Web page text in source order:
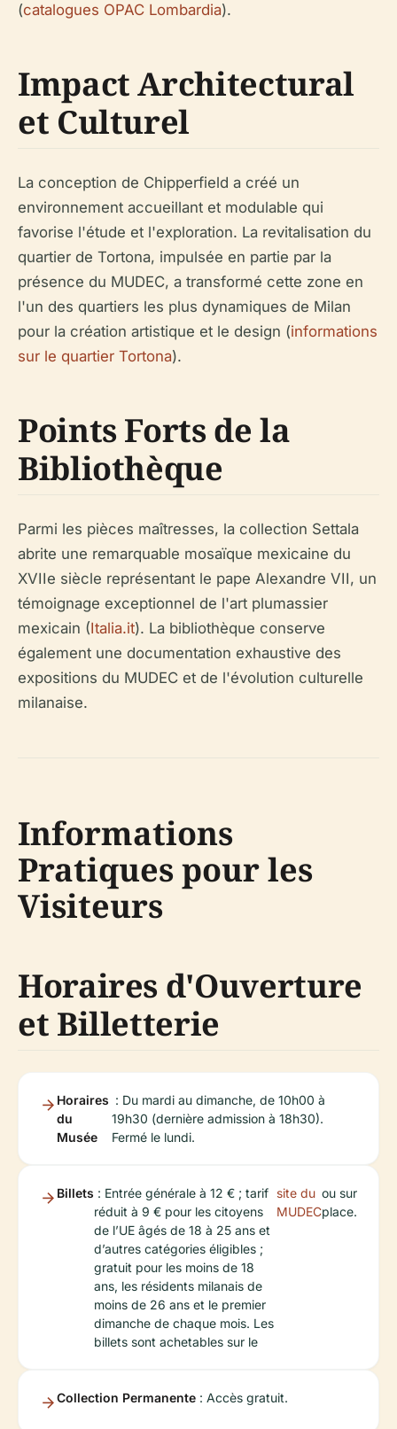
(catalogues OPAC Lombardia).
Impact Architectural
et Culturel
La conception de Chipperfield a créé un
environnement accueillant et modulable qui
favorise l'étude et l'exploration. La revitalisation du
quartier de Tortona, impulsée en partie par la
présence du MUDEC, a transformé cette zone en
l'un des quartiers les plus dynamiques de Milan
pour la création artistique et le design (informations
sur le quartier Tortona).
Points Forts de la
Bibliothèque
Parmi les pièces maîtresses, la collection Settala
abrite une remarquable mosaïque mexicaine du
XVIIe siècle représentant le pape Alexandre VII, un
témoignage exceptionnel de l'art plumassier
mexicain (Italia.it). La bibliothèque conserve
également une documentation exhaustive des
expositions du MUDEC et de l'évolution culturelle
milanaise.
Informations
Pratiques pour les
Visiteurs
Horaires d'Ouverture
et Billetterie
Horaires
du
Musée
: Du mardi au dimanche, de 10h00 à
19h30 (dernière admission à 18h30).
Fermé le lundi.
Billets : Entrée générale à 12 € ; tarif
réduit à 9 € pour les citoyens
de l’UE âgés de 18 à 25 ans et
d’autres catégories éligibles ;
gratuit pour les moins de 18
ans, les résidents milanais de
moins de 26 ans et le premier
dimanche de chaque mois. Les
billets sont achetables sur le
site du
MUDEC
ou sur
place.
Collection Permanente : Accès gratuit.